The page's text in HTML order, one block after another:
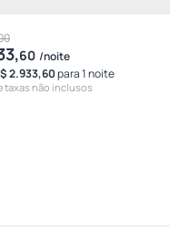
60 /noite
2.933,60para 1 noite
taxas não inclusos